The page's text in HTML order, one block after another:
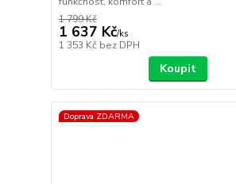
1 799 Kč
1 637 Kč/ks
1 353 Kč bez DPH
Koupit
Doprava ZDARMA